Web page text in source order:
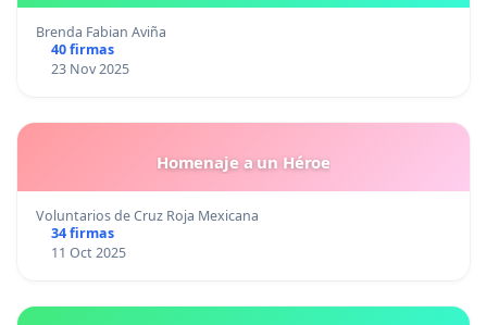
Brenda Fabian Aviña
40 firmas
23 Nov 2025
Homenaje a un Héroe
Voluntarios de Cruz Roja Mexicana
34 firmas
11 Oct 2025